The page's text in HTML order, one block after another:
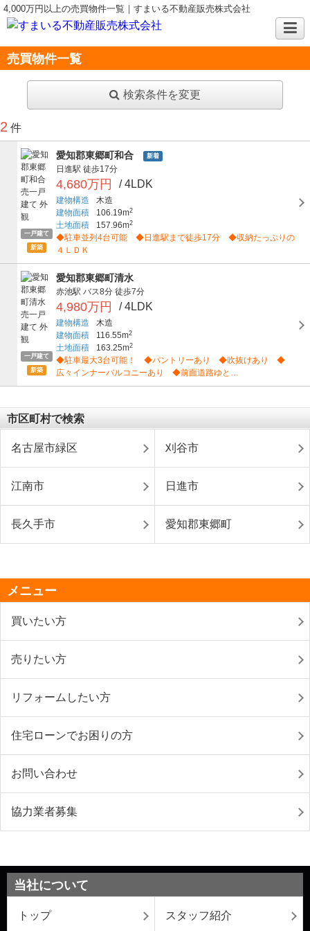
4,000万円以上の売買物件一覧｜すまいる不動産販売株式会社
売買物件一覧
検索条件を変更
2 件
一戸建て
新築
愛知郡東郷町和合 新着
日進駅 徒歩17分
4,680万円 / 4LDK
建物構造
木造
建物面積
106.19m2
土地面積 157.96m2
◆駐車並列4台可能 ◆日進駅まで徒歩17分 ◆収納たっぷりの
４ＬＤＫ
一戸建て
新築
愛知郡東郷町清水
赤池駅 バス8分 徒歩7分
4,980万円 / 4LDK
建物構造
木造
建物面積
116.55m2
土地面積 163.25m2
◆駐車最大3台可能！ ◆パントリーあり ◆吹抜けあり ◆
広々インナーバルコニーあり ◆前面道路ゆと…
市区町村で検索
名古屋市緑区 刈谷市
江南市 日進市
長久手市 愛知郡東郷町
メニュー
買いたい方
売りたい方
リフォームしたい方
住宅ローンでお困りの方
お問い合わせ
協力業者募集
当社について
トップ スタッフ紹介